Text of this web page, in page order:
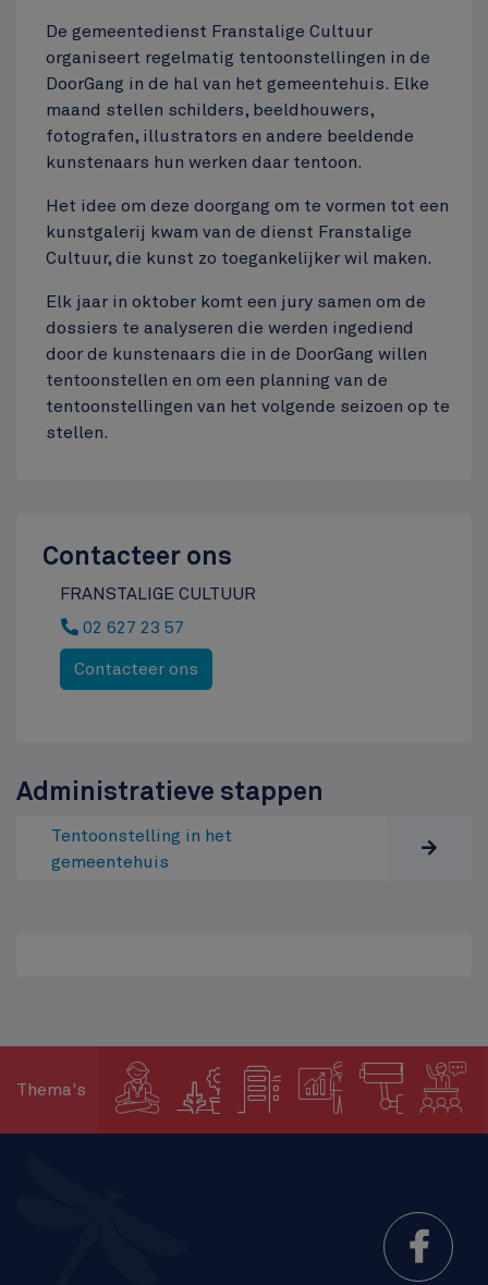
De gemeentedienst Franstalige Cultuur
organiseert regelmatig tentoonstellingen in de
DoorGang in de hal van het gemeentehuis. Elke
maand stellen schilders, beeldhouwers,
fotografen, illustrators en andere beeldende
kunstenaars hun werken daar tentoon.
Het idee om deze doorgang om te vormen tot een
kunstgalerij kwam van de dienst Franstalige
Cultuur, die kunst zo toegankelijker wil maken.
Elk jaar in oktober komt een jury samen om de
dossiers te analyseren die werden ingediend
door de kunstenaars die in de DoorGang willen
tentoonstellen en om een planning van de
tentoonstellingen van het volgende seizoen op te
stellen.
Contacteer ons
FRANSTALIGE CULTUUR
02 627 23 57
Contacteer ons
Administratieve stappen
Tentoonstelling in het
gemeentehuis
Thema's